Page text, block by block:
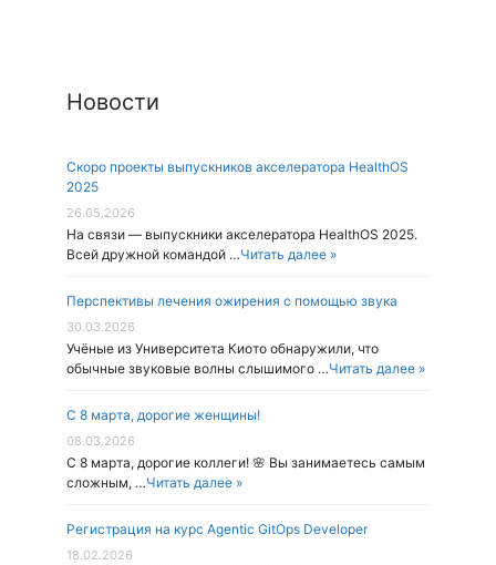
Новости
Скоро проекты выпускников акселератора HealthOS
2025
26.05.2026
На связи — выпускники акселератора HealthOS 2025.
Всей дружной командой …Читать далее »
Перспективы лечения ожирения с помощью звука
30.03.2026
Учёные из Университета Киото обнаружили, что
обычные звуковые волны слышимого …Читать далее »
С 8 марта, дорогие женщины!
08.03.2026
С 8 марта, дорогие коллеги! 🌸 Вы занимаетесь самым
сложным, …Читать далее »
Регистрация на курс Agentic GitOps Developer
18.02.2026